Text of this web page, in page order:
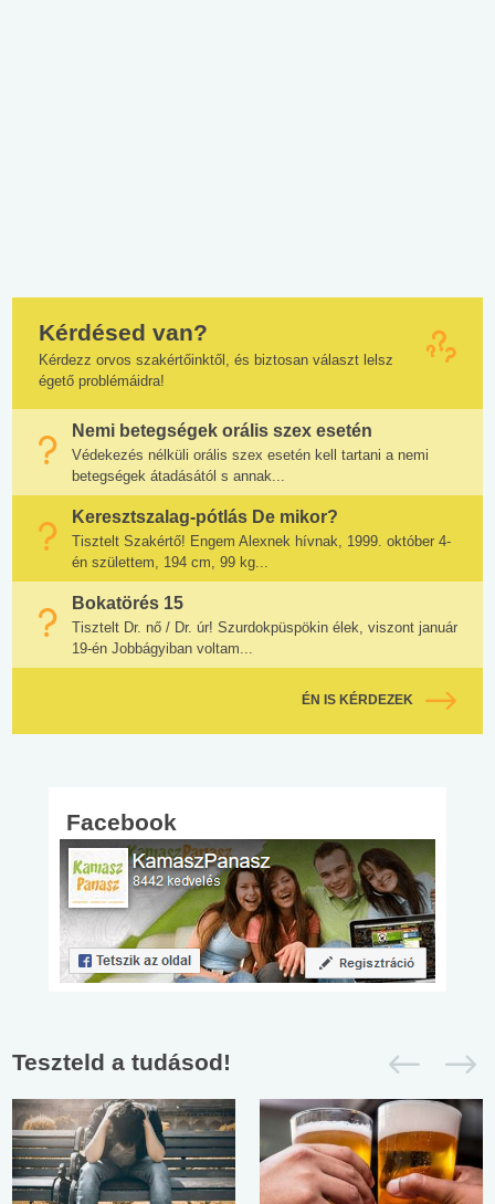
Kérdésed van?
Kérdezz orvos szakértőinktől, és biztosan választ lelsz
égető problémáidra!
Nemi betegségek orális szex esetén
Védekezés nélküli orális szex esetén kell tartani a nemi
betegségek átadásától s annak...
Keresztszalag-pótlás De mikor?
Tisztelt Szakértő! Engem Alexnek hívnak, 1999. október 4-
én születtem, 194 cm, 99 kg...
Bokatörés 15
Tisztelt Dr. nő / Dr. úr! Szurdokpüspökin élek, viszont január
19-én Jobbágyiban voltam...
ÉN IS KÉRDEZEK
Facebook
Teszteld a tudásod!